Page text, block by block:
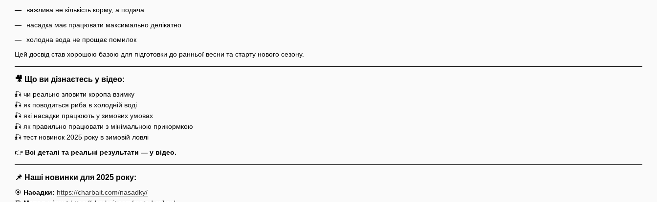
важлива не кількість корму, а подача
насадка має працювати максимально делікатно
холодна вода не прощає помилок
Цей досвід став хорошою базою для підготовки до ранньої весни та старту нового сезону.
🎥 Що ви дізнаєтесь у відео:
🎣 чи реально зловити коропа взимку
🎣 як поводиться риба в холодній воді
🎣 які насадки працюють у зимових умовах
🎣 як правильно працювати з мінімальною прикормкою
🎣 тест новинок 2025 року в зимовій ловлі
👉 Всі деталі та реальні результати — у відео.
📌 Наші новинки для 2025 року:
🎯 Насадки: https://charbait.com/nasadky/